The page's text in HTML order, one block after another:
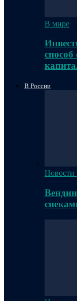
В мире
В России
Новости